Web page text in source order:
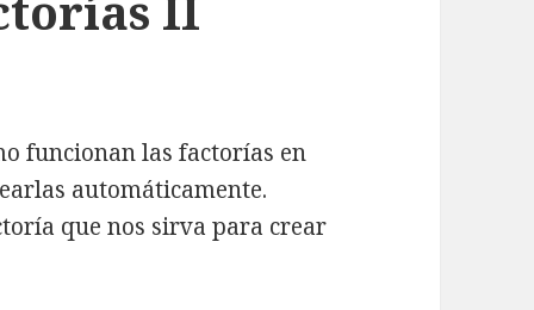
funcionan las factorías en
automáticamente.
que nos sirva para crear
factorías II